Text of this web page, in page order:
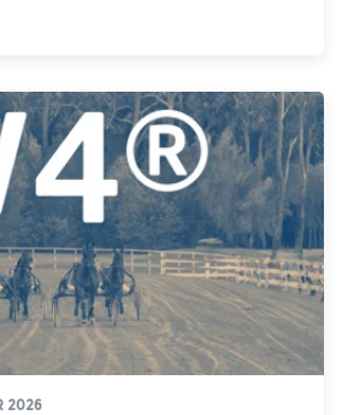
2026